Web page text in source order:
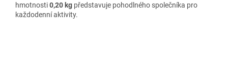
hmotnosti0,20 kg představuje pohodlného společníka pro
každodenní aktivity.